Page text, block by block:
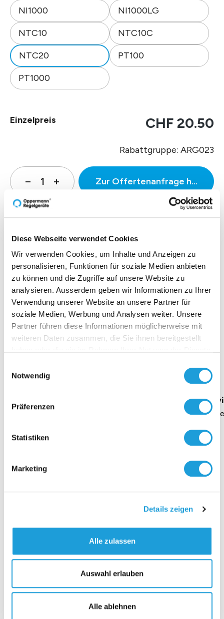
Diese Webseite verwendet Cookies
Wir verwenden Cookies, um Inhalte und Anzeigen zu
personalisieren, Funktionen für soziale Medien anbieten
zu können und die Zugriffe auf unsere Website zu
analysieren. Ausserdem geben wir Informationen zu Ihrer
Verwendung unserer Website an unsere Partner für
soziale Medien, Werbung und Analysen weiter. Unsere
Partner führen diese Informationen möglicherweise mit
weiteren Daten zusammen, die Sie ihnen bereitgestellt
Notwendig
Präferenzen
Statistiken
Marketing
Details zeigen
Alle zulassen
Auswahl erlauben
Alle ablehnen
NI1000 NI1000LG
NTC10 NTC10C
NTC20 PT100
PT1000
Einzelpreis CHF 20.50
Rabattgruppe: ARG023
Zur Offertenanfrage
Produktbeschreibung
Technische Daten
Downloads
Oppermann